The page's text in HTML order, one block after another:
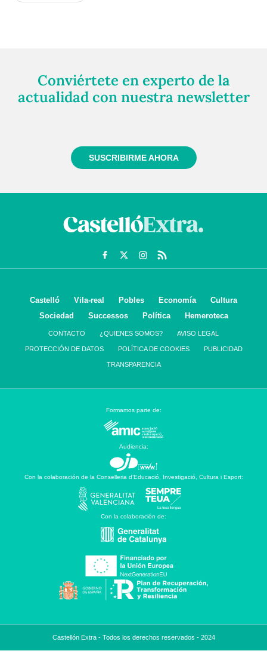
Conviértete en experto de la
actualidad con nuestra newsletter
SUSCRIBIRME AHORA
Castelló Vila-real Pobles Economía
Cultura
Sociedad
Successos Política Hemeroteca
CONTACTO ¿QUIENES SOMOS? AVISO LEGAL
PROTECCIÓN DE DATOS POLÍTICA DE COOKIES PUBLICIDAD
TRANSPARENCIA
Formamos parte de:
Audiencia:
Con la colaboración de la Conselleria d’Educació, Investigació, Cultura i Esport:
Con la colaboración de:
Castellón Extra - Todos los derechos reservados - 2024